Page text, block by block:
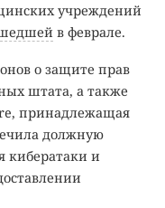
учреждений
в феврале.
о защите прав
штата, а также
принадлежащая
должную
кибератаки и